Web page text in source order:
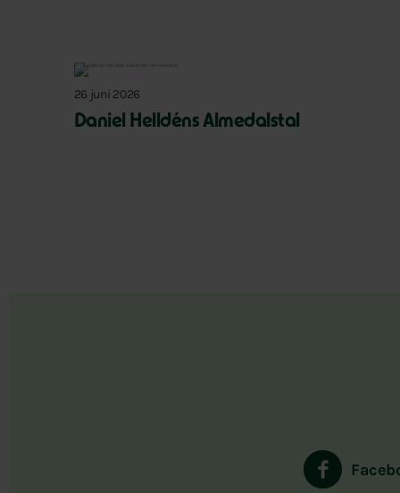
26 juni 2026
Daniel Helldéns Almedalstal